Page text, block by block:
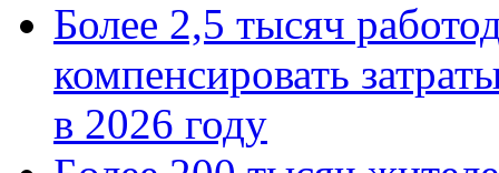
Более 2,5 тысяч
компенсировать
в 2026 году